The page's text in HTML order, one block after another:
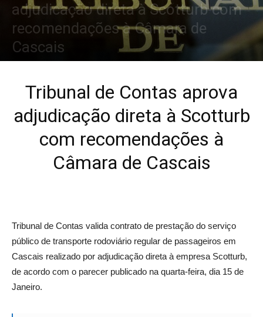
adjudicação direta à Scotturb com
recomendações à Câmara de
Cascais
Tribunal de Contas aprova
adjudicação direta à Scotturb
com recomendações à
Câmara de Cascais
Tribunal de Contas valida contrato de prestação do serviço
público de transporte rodoviário regular de passageiros em
Cascais realizado por adjudicação direta à empresa Scotturb,
de acordo com o parecer publicado na quarta-feira, dia 15 de
Janeiro.